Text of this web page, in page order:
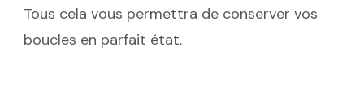
Tous cela vous permettra de conserver vos
boucles en parfait état.